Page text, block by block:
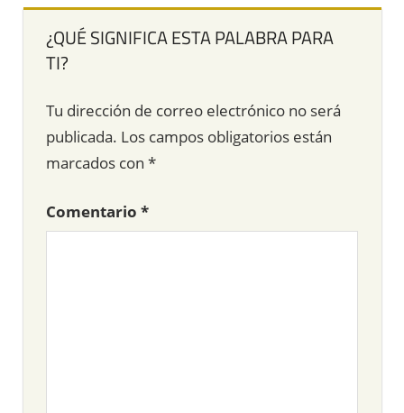
¿QUÉ SIGNIFICA ESTA PALABRA PARA
TI?
Tu dirección de correo electrónico no será
publicada. Los campos obligatorios están
marcados con *
Comentario *